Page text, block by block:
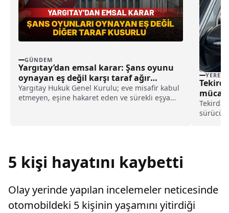
GÜNDEM
Yargıtay’dan emsal karar: Şans oyunu
oynayan eş değil karşı taraf ağır
kusurlu sayıldı
Yargıtay Hukuk Genel Kurulu; eve misafir kabul
etmeyen, eşine hakaret eden ve sürekli eşya
YEREL
haberi
5 kişi hayatını kaybetti
Olay yerinde yapılan incelemeler neticesinde
otomobildeki 5 kişinin yaşamını yitirdiği